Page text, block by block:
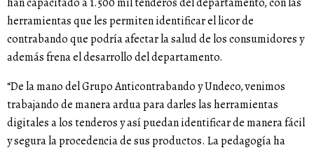
herramientas que les permiten identificar el licor de
contrabando que podría afectar la salud de los consumidores y
además frena el desarrollo del departamento.
“De la mano del Grupo Anticontrabando y Undeco, venimos
trabajando de manera ardua para darles las herramientas
digitales a los tenderos y así puedan identificar de manera fácil
y segura la procedencia de sus productos. La pedagogía ha